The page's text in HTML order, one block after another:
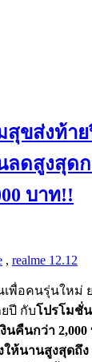
สุขส่งท้า
ลดสูงสุด
บาท!!
, realme 12.12
เพื่อคนรุ่นใหม่
ปี กับโปรโมชั่
นคืนกว่า 2,000
ให้นานสูงสุดถึง